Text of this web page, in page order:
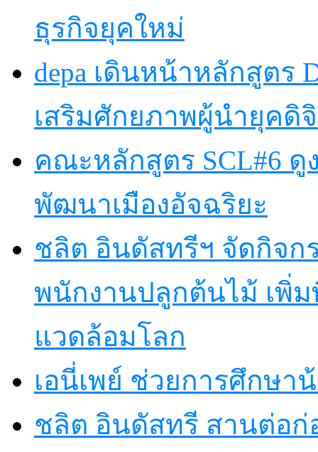
ธุรกิจยุคใหม่
depa เดินหน้าหลักสูตร
เสริมศักยภาพผู้นำยุคดิ
คณะหลักสูตร SCL#6 ดู
พัฒนาเมืองอัจฉริยะ
ชลิต อินดัสทรีฯ จัดกิจก
พนักงานปลูกต้นไม้ เพิ่ม
แวดล้อมโลก
เอนี่เพย์ ช่วยการศึกษา
ชลิต อินดัสทรี สานต่อก่